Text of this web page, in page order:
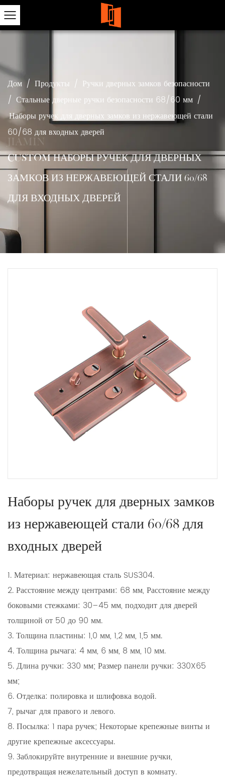
Дом / Продукты / Ручки дверных замков безопасности
/ Стальные дверные ручки безопасности 68/60 мм /
Наборы ручек для дверных замков из нержавеющей стали
60/68 для входных дверей
CUSTOM НАБОРЫ РУЧЕК ДЛЯ ДВЕРНЫХ
ЗАМКОВ ИЗ НЕРЖАВЕЮЩЕЙ СТАЛИ 60/68
ДЛЯ ВХОДНЫХ ДВЕРЕЙ
Наборы ручек для дверных замков
из нержавеющей стали 60/68 для
входных дверей
1. Материал: нержавеющая сталь SUS304.
2. Расстояние между центрами: 68 мм, Расстояние между
боковыми стежками: 30–45 мм, подходит для дверей
толщиной от 50 до 90 мм.
3. Толщина пластины: 1,0 мм, 1,2 мм, 1,5 мм.
4. Толщина рычага: 4 мм, 6 мм, 8 мм, 10 мм.
5. Длина ручки: 330 мм; Размер панели ручки: 330X65
мм;
6. Отделка: полировка и шлифовка водой.
7, рычаг для правого и левого.
8. Посылка: 1 пара ручек; Некоторые крепежные винты и
другие крепежные аксессуары.
9. Заблокируйте внутренние и внешние ручки,
предотвращая нежелательный доступ в комнату.